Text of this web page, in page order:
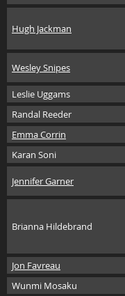
Hugh Jackman
Wesley Snipes
Leslie Uggams
Randal Reeder
Emma Corrin
Karan Soni
Jennifer Garner
Brianna Hildebrand
Jon Favreau
Wunmi Mosaku